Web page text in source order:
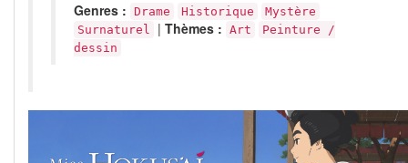
Genres : Drame Historique
Mystère
Surnaturel
| Thèmes : Art
Peinture /
dessin